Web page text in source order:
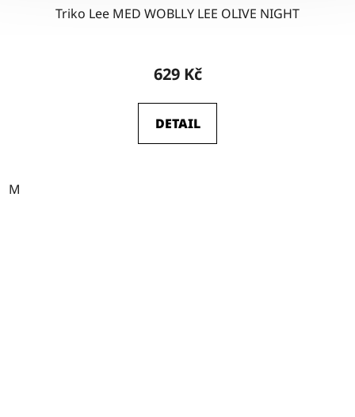
Triko Lee MED WOBLLY LEE OLIVE NIGHT
629 Kč
DETAIL
M